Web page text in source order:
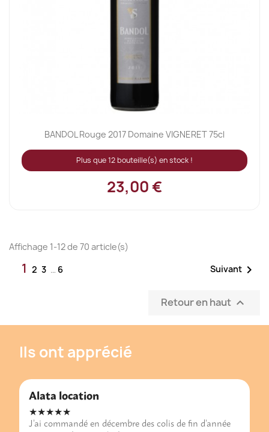
BANDOL Rouge 2017 Domaine VIGNERET 75cl
Plus que 12 bouteille(s) en stock !
23,00 €
Affichage 1-12 de 70 article(s)
1 2 3 … 6 Suivant 
Retour en haut 
Ils ont apprécié
Alata location
★★★★★
J’ai commandé en décembre des colis de fin d’année